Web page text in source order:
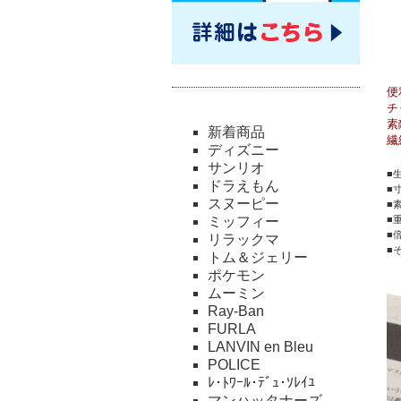
素
繊
■
■
■
■
■
■
新着商品
ディズニー
サンリオ
ドラえもん
スヌーピー
ミッフィー
リラックマ
トム＆ジェリー
ポケモン
ムーミン
Ray-Ban
FURLA
LANVIN en Bleu
POLICE
ﾚ･ﾄﾜｰﾙ･ﾃﾞｭ･ｿﾚｲﾕ